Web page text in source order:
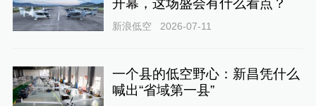
开幕，这场盛会有什么看点？
新浪低空 2026-07-11
一个县的低空野心：新昌凭什么
喊出“省域第一县”